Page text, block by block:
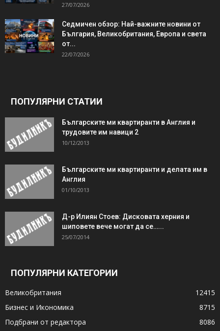
27/07/2026
Седмичен обзор: Най-важните новини от
България, Великобритания, Европа и света
от...
22/07/2026
ПОПУЛЯРНИ СТАТИИ
Българските ми квартиранти в Англия и
трудовите им навици 2
10/12/2013
Българските ми квартиранти и делата им в
Англия
01/10/2013
Д-р Илиян Стоев: Дисковата херния и
шиповете вече могат да се…...
25/07/2014
ПОПУЛЯРНИ КАТЕГОРИИ
Великобритания
12415
Бизнес и Икономика
8715
Подбрани от редактора
8086